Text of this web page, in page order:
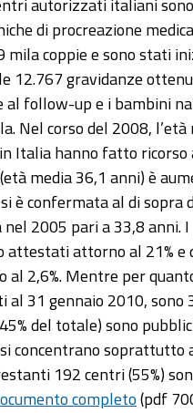
autorizzati italiani
di procreazione
coppie e sono stati
12.767 gravidanze
al follow-up e i bambini
Nel corso del 2008, l’età
Italia hanno fatto ricorso
media 36,1 anni) è
è confermata al di sopra
nel 2005 pari a 33,8 anni.
attestati attorno al 21% e
2,6%. Mentre per
31 gennaio 2010, sono
del totale) sono
concentrano soprattutto
192 centri (55%)
completo(pdf